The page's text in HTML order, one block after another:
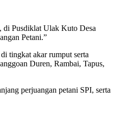
Pusdiklat Ulak Kuto Desa
Petani.”
tingkat akar rumput serta
Duren, Rambai, Tapus,
perjuangan petani SPI, serta